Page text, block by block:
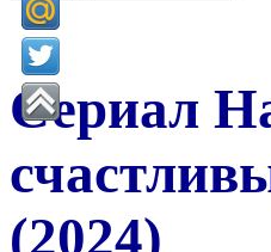
Сериал
(2024)